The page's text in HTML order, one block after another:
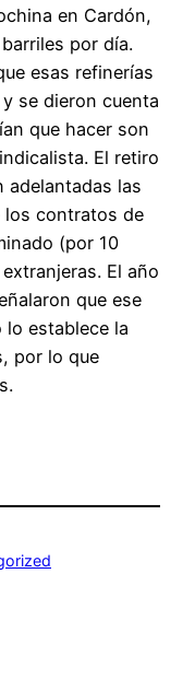
en Cardón,
por día.
esas refinerías
se dieron cuenta
que hacer son
El retiro
adelantadas las
los contratos de
(por 10
El año
que ese
establece la
por lo que